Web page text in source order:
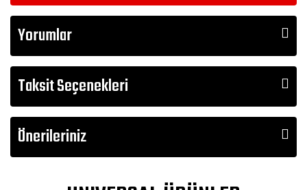
Yorumlar
Taksit Seçenekleri
Önerileriniz